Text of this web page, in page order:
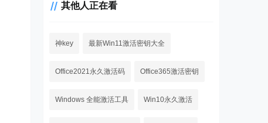
其他人正在看
神key 最新Win11激活密钥大全
Office2021永久激活码 Office365激活密钥
Windows 全能激活工具 Win10永久激活